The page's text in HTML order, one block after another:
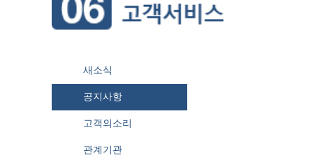
새소식
공지사항
고객의소리
관계기관